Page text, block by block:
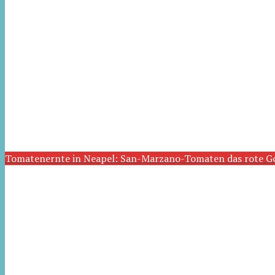
Tomatenernte in Neapel: San-Marzano-Tomaten das rote